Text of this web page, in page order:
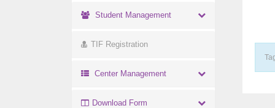
Student Management
TIF Registration
Center Management
Download Form